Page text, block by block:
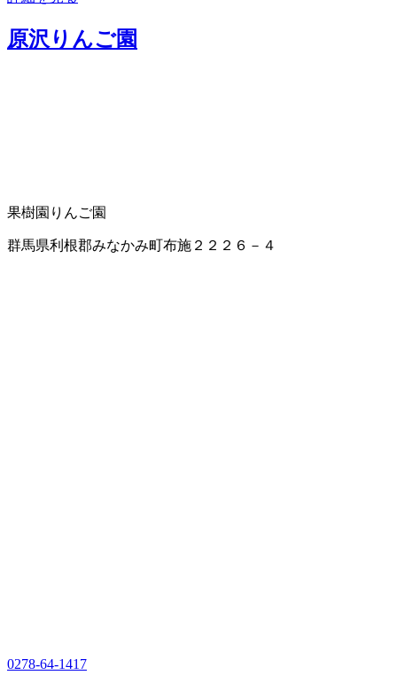
原沢りんご園
果樹園 りんご園
群馬県利根郡みなかみ町布施２２２６－４
0278-64-1417